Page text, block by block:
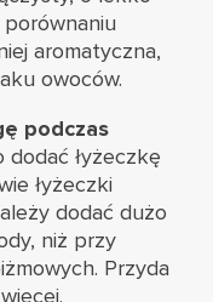
aromatyczna,
owoców.
podczas
dodać łyżeczkę
łyżeczki
dodać dużo
niż przy
Przyda